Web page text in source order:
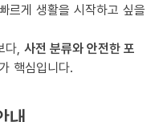
르게 생활을 시작하고 싶을
다, 사전 분류와 안전한 포
가 핵심입니다.